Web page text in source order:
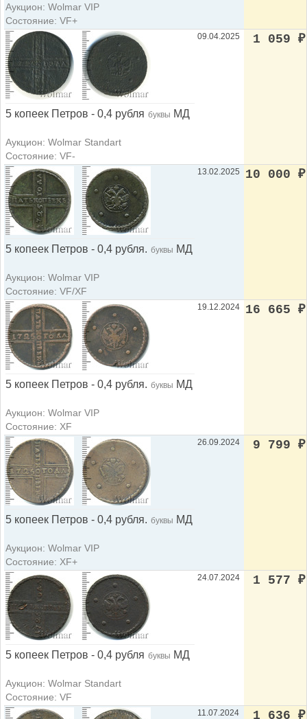
Аукцион: Wolmar VIP
Состояние: VF+
5 копеек Петров - 0,4 рубля буквы МД
Аукцион: Wolmar Standart
Состояние: VF-
09.04.2025 1 059 ₽
5 копеек Петров - 0,4 рубля. буквы МД
Аукцион: Wolmar VIP
Состояние: VF/XF
13.02.2025 10 000 ₽
5 копеек Петров - 0,4 рубля. буквы МД
Аукцион: Wolmar VIP
Состояние: XF
19.12.2024 16 665 ₽
5 копеек Петров - 0,4 рубля. буквы МД
Аукцион: Wolmar VIP
Состояние: XF+
26.09.2024 9 799 ₽
5 копеек Петров - 0,4 рубля буквы МД
Аукцион: Wolmar Standart
Состояние: VF
24.07.2024 1 577 ₽
11.07.2024 1 636 ₽